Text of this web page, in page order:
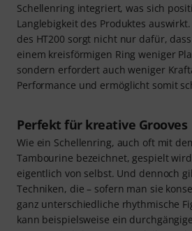
Schellenring integriert, was sich
Langlebigkeit des Produktes
des HT200 sorgt nicht nur dafür,
einem kreisförmigen Ring weniger
sondern erfordert auch weniger
Performance und ermöglicht somit
Perfekt für kreative Grooves
Wie ein Schellenring, auch oft mit
Tambourine bezeichnet, gespielt
eigentlich von selbst. Und dennoch
Techniken, die – sofern man sie
ganz unterschiedliche rhythmische
kann beispielsweise ein